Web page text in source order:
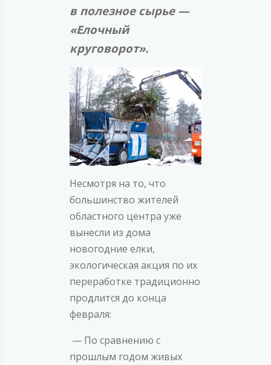
в полезное сырье —
«Елочный
круговорот».
Несмотря на то, что
большинство жителей
областного центра уже
вынесли из дома
новогодние елки,
экологическая акция по их
переработке традиционно
продлится до конца
февраля:
— По сравнению с
прошлым годом живых